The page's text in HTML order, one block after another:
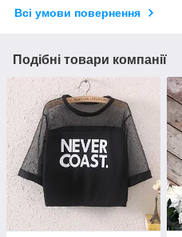
Всі умови повернення
Подібні товари компанії